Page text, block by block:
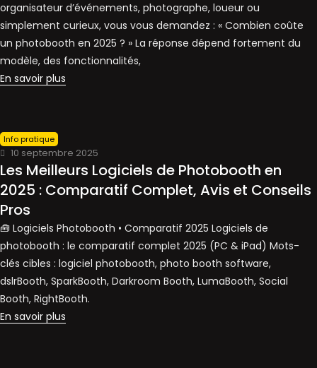
organisateur d’événements, photographe, loueur ou
simplement curieux, vous vous demandez : « Combien coûte
un photobooth en 2025 ? » La réponse dépend fortement du
modèle, des fonctionnalités,
En savoir plus
Info pratique
10 septembre 2025
Les Meilleurs Logiciels de Photobooth en
2025 : Comparatif Complet, Avis et Conseils
Pros
🧰 Logiciels Photobooth • Comparatif 2025 Logiciels de
photobooth : le comparatif complet 2025 (PC & iPad) Mots-
clés cibles : logiciel photobooth, photo booth software,
dslrBooth, SparkBooth, Darkroom Booth, LumaBooth, Social
Booth, RightBooth.
En savoir plus